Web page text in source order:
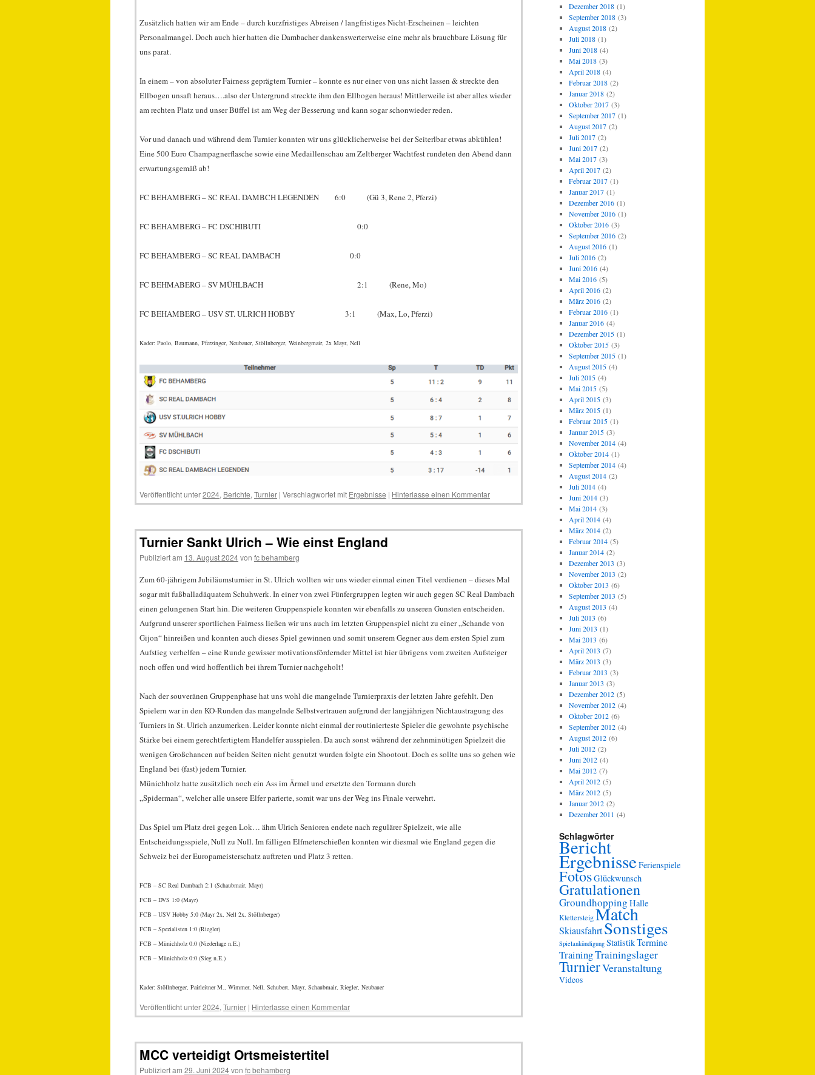
Zusätzlich hatten wir am Ende – durch kurzfristiges Abreisen / langfristiges Nicht-Erscheinen – leichten
Personalmangel. Doch auch hier hatten die Dambacher dankenswerterweise eine mehr als brauchbare Lösung für
uns parat.
In einem – von absoluter Fairness geprägtem Turnier – konnte es nur einer von uns nicht lassen & streckte den
Ellbogen unsaft heraus….also der Untergrund streckte ihm den Ellbogen heraus! Mittlerweile ist aber alles wieder
am rechten Platz und unser Büffel ist am Weg der Besserung und kann sogar schonwieder reden.
Vor und danach und während dem Turnier konnten wir uns glücklicherweise bei der Seiterlbar etwas abkühlen!
Eine 500 Euro Champagnerflasche sowie eine Medaillenschau am Zeltberger Wachtfest rundeten den Abend dann
erwartungsgemäß ab!
FC BEHAMBERG – SC REAL DAMBCH LEGENDEN 6:0 (Gü 3, Rene 2, Pferzi)
FC BEHAMBERG – FC DSCHIBUTI 0:0
FC BEHAMBERG – SC REAL DAMBACH 0:0
FC BEHMABERG – SV MÜHLBACH 2:1 (Rene, Mo)
FC BEHAMBERG – USV ST. ULRICH HOBBY 3:1 (Max, Lo, Pferzi)
Kader: Paolo, Baumann, Pferzinger, Neubauer, Stöllnberger, Weinbergmair, 2x Mayr, Nell
Veröffentlicht unter2024, Berichte,Turnier | Verschlagwortet mit Ergebnisse | Hinterlasse einen Kommentar
Turnier Sankt Ulrich – Wie einst England
Publiziert am 13. August 2024von fc behamberg
Zum 60-jährigem Jubiläumsturnier in St. Ulrich wollten wir uns wieder einmal einen Titel verdienen – dieses Mal
sogar mit fußballadäquatem Schuhwerk. In einer von zwei Fünfergruppen legten wir auch gegen SC Real Dambach
einen gelungenen Start hin. Die weiteren Gruppenspiele konnten wir ebenfalls zu unseren Gunsten entscheiden.
Aufgrund unserer sportlichen Fairness ließen wir uns auch im letzten Gruppenspiel nicht zu einer „Schande von
Gijon“ hinreißen und konnten auch dieses Spiel gewinnen und somit unserem Gegner aus dem ersten Spiel zum
Aufstieg verhelfen – eine Runde gewisser motivationsfördernder Mittel ist hier übrigens vom zweiten Aufsteiger
noch offen und wird hoffentlich bei ihrem Turnier nachgeholt!
Nach der souveränen Gruppenphase hat uns wohl die mangelnde Turnierpraxis der letzten Jahre gefehlt. Den
Spielern war in den KO-Runden das mangelnde Selbstvertrauen aufgrund der langjährigen Nichtaustragung des
Turniers in St. Ulrich anzumerken. Leider konnte nicht einmal der routinierteste Spieler die gewohnte psychische
Stärke bei einem gerechtfertigtem Handelfer ausspielen. Da auch sonst während der zehnminütigen Spielzeit die
wenigen Großchancen auf beiden Seiten nicht genutzt wurden folgte ein Shootout. Doch es sollte uns so gehen wie
England bei (fast) jedem Turnier.
Münichholz hatte zusätzlich noch ein Ass im Ärmel und ersetzte den Tormann durch
„Spiderman“, welcher alle unsere Elfer parierte, somit war uns der Weg ins Finale verwehrt.
Das Spiel um Platz drei gegen Lok… ähm Ulrich Senioren endete nach regulärer Spielzeit, wie alle
Entscheidungsspiele, Null zu Null. Im fälligen Elfmeterschießen konnten wir diesmal wie England gegen die
Schweiz bei der Europameisterschatz auftreten und Platz 3 retten.
FCB – SC Real Dambach 2:1 (Schaubmair, Mayr)
FCB – DVS 1:0 (Mayr)
FCB – USV Hobby 5:0 (Mayr 2x, Nell 2x, Stöllnberger)
FCB – Spezialisten 1:0 (Riegler)
FCB – Münichholz 0:0 (Niederlage n.E.)
FCB – Münichholz 0:0 (Sieg n.E.)
Kader: Stöllnberger, Pairleitner M., Wimmer, Nell, Schubert, Mayr, Schaubmair, Riegler, Neubauer
Veröffentlicht unter2024,Turnier | Hinterlasse einen Kommentar
MCC verteidigt Ortsmeistertitel
Publiziert am 29. Juni 2024von fc behamberg
Dezember 2018(1)
September 2018(3)
August 2018(2)
Juli 2018(1)
Juni 2018(4)
Mai 2018(3)
April 2018(4)
Februar 2018(2)
Januar 2018(2)
Oktober 2017(3)
September 2017(1)
August 2017(2)
Juli 2017(2)
Juni 2017(2)
Mai 2017(3)
April 2017(2)
Februar 2017(1)
Januar 2017(1)
Dezember 2016(1)
November 2016(1)
Oktober 2016(3)
September 2016(2)
August 2016(1)
Juli 2016(2)
Juni 2016(4)
Mai 2016(5)
April 2016(2)
März 2016(2)
Februar 2016(1)
Januar 2016(4)
Dezember 2015(1)
Oktober 2015(3)
September 2015(1)
August 2015(4)
Juli 2015(4)
Mai 2015(5)
April 2015(3)
März 2015(1)
Februar 2015(1)
Januar 2015(3)
November 2014(4)
Oktober 2014(1)
September 2014(4)
August 2014(2)
Juli 2014(4)
Juni 2014(3)
Mai 2014(3)
April 2014(4)
März 2014(2)
Februar 2014(5)
Januar 2014(2)
Dezember 2013 (3)
November 2013 (2)
Oktober 2013 (6)
September 2013 (5)
August 2013 (4)
Juli 2013 (6)
Juni 2013 (1)
Mai 2013 (6)
April 2013 (7)
März 2013 (3)
Februar 2013 (3)
Januar 2013 (3)
Dezember 2012(5)
November 2012(4)
Oktober 2012(6)
September 2012(4)
August 2012(6)
Juli 2012(2)
Juni 2012(4)
Mai 2012(7)
April 2012(5)
März 2012(5)
Januar 2012(2)
Dezember 2011 (4)
Schlagwörter
Bericht
ErgebnisseFerienspiele
FotosGlückwunsch
Gratulationen
Groundhopping Halle
KlettersteigMatch
SkiausfahrtSonstiges
Spielankündigung StatistikTermine
TrainingTrainingslager
TurnierVeranstaltung
Videos